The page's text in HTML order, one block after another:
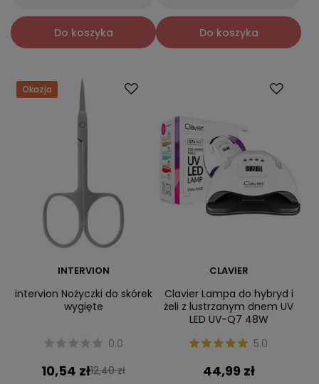
Do koszyka Do koszyka
Okazja
INTERVION
intervion Nożyczki do skórek
wygięte
0.0
10,54 zł12,40 zł
CLAVIER
Clavier Lampa do hybryd i
żeli z lustrzanym dnem UV
LED UV-Q7 48W
5.0
44,99 zł